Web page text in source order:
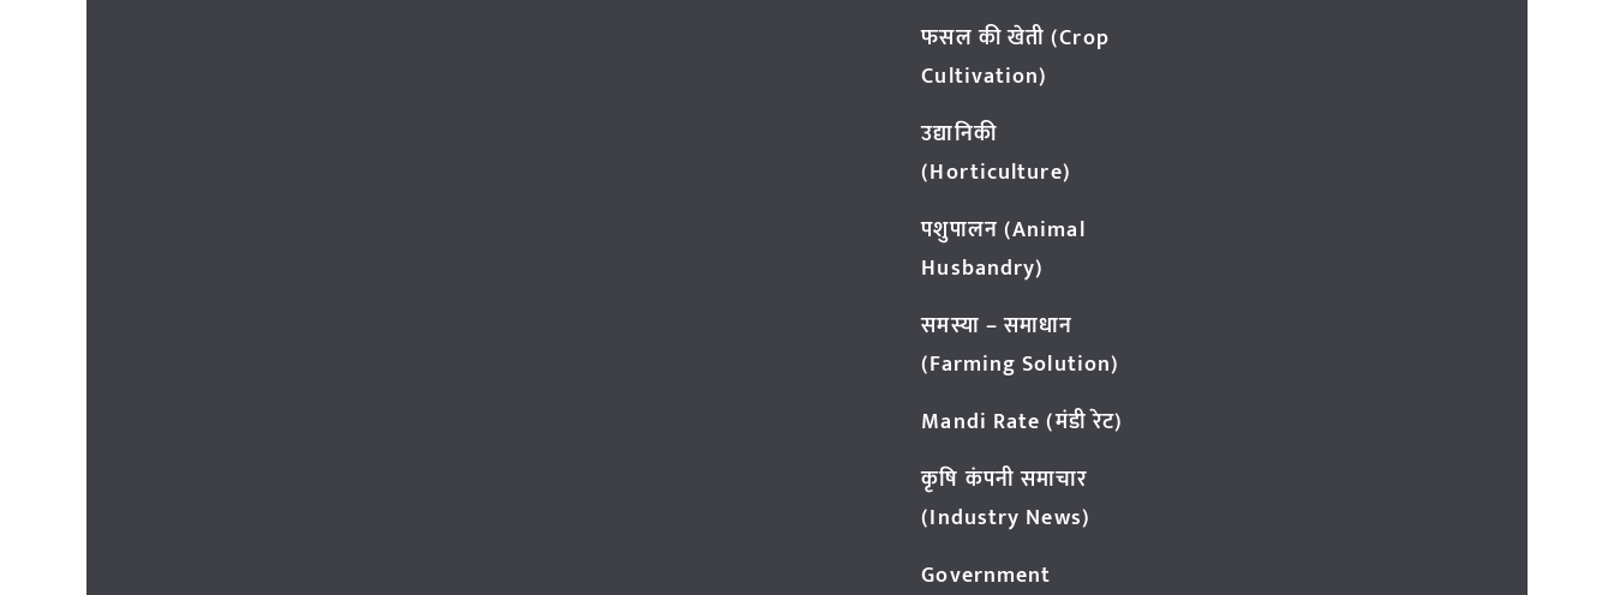
फसल की खेती (Crop
Cultivation)
उद्यानिकी
(Horticulture)
पशुपालन (Animal
Husbandry)
समस्या – समाधान
(Farming Solution)
Mandi Rate (मंडी रेट)
कृषि कंपनी समाचार
(Industry News)
Government